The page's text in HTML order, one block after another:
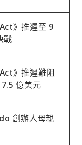
》推遲至 9
戰
》推遲難阻
億美元
創辦人母親